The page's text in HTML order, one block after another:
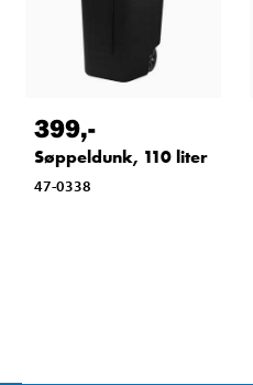
399,-
Søppeldunk, 110 liter
47-0338